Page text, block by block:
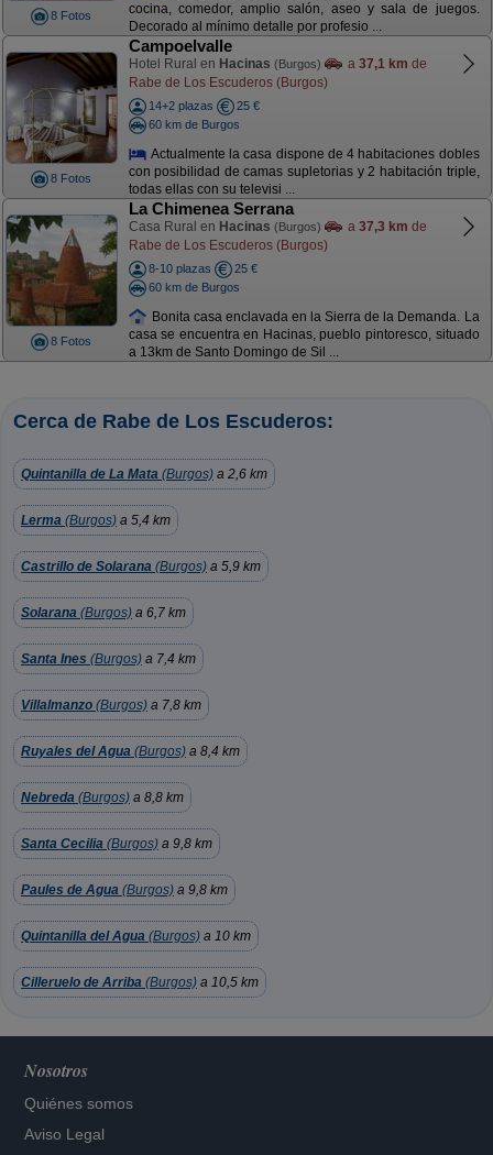
8 Fotos
cocina, comedor, amplio salón, aseo y sala de juegos.
Decorado al mínimo detalle por profesio ...
8 Fotos
Campoelvalle
Hotel Rural en Hacinas (Burgos) a 37,1 km de
Rabe de Los Escuderos (Burgos)
14+2 plazas
25 €
60 km de Burgos
Actualmente la casa dispone de 4 habitaciones dobles
con posibilidad de camas supletorias y 2 habitación triple,
todas ellas con su televisi ...
8 Fotos
La Chimenea Serrana
Casa Rural en Hacinas (Burgos) a 37,3 km de
Rabe de Los Escuderos (Burgos)
8-10 plazas
25 €
60 km de Burgos
Bonita casa enclavada en la Sierra de la Demanda. La
casa se encuentra en Hacinas, pueblo pintoresco, situado
a 13km de Santo Domingo de Sil ...
Cerca de Rabe de Los Escuderos:
Quintanilla de La Mata (Burgos) a 2,6 km
Lerma (Burgos) a 5,4 km
Castrillo de Solarana (Burgos) a 5,9 km
Solarana (Burgos) a 6,7 km
Santa Ines (Burgos) a 7,4 km
Villalmanzo (Burgos) a 7,8 km
Ruyales del Agua (Burgos) a 8,4 km
Nebreda (Burgos) a 8,8 km
Santa Cecilia (Burgos) a 9,8 km
Paules de Agua (Burgos) a 9,8 km
Quintanilla del Agua (Burgos) a 10 km
Cilleruelo de Arriba (Burgos) a 10,5 km
Nosotros
Quiénes somos
Aviso Legal